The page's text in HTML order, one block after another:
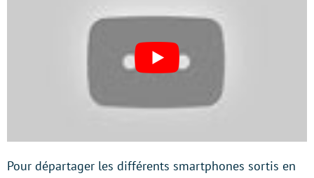
Pour départager les différents smartphones sortis en